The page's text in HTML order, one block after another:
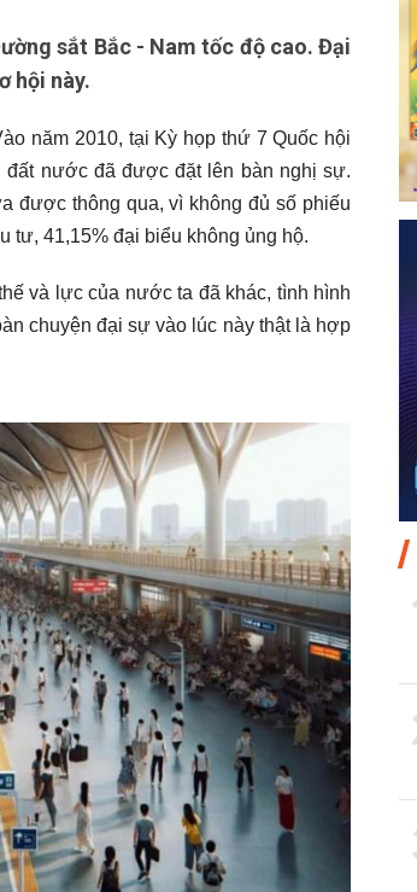
sắt Bắc - Nam tốc độ cao. Đại
hội này.
năm 2010, tại Kỳ họp thứ 7 Quốc hội
nước đã được đặt lên bàn nghị sự.
được thông qua, vì không đủ số phiếu
tư, 41,15% đại biểu không ủng hộ.
và lực của nước ta đã khác, tình hình
chuyện đại sự vào lúc này thật là hợp